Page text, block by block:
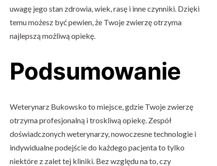
uwagę jego stan zdrowia, wiek, rasę i inne czynniki. Dzięki
temu możesz być pewien, że Twoje zwierzę otrzyma
najlepszą możliwą opiekę.
Podsumowanie
Weterynarz Bukowsko to miejsce, gdzie Twoje zwierzę
otrzyma profesjonalną i troskliwą opiekę. Zespół
doświadczonych weterynarzy, nowoczesne technologie i
indywidualne podejście do każdego pacjenta to tylko
niektóre z zalet tej kliniki. Bez względu na to, czy